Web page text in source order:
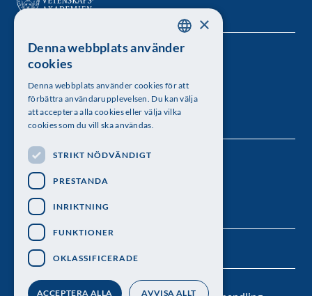
Kungl. Vetenskapsakademien
Besöksadress: Lilla Frescativägen 4A
Telefon: 08-673 95 00
Följ oss
SWEDISH
×
Denna webbplats använder
cookies
Denna webbplats använder cookies för att
förbättra användarupplevelsen. Du kan välja
att acceptera alla cookies eller välja vilka
cookies som du vill ska användas.
STRIKT NÖDVÄNDIGT
PRESTANDA
INRIKTNING
FUNKTIONER
OKLASSIFICERADE
ACCEPTERA ALLA AVVISA ALLT